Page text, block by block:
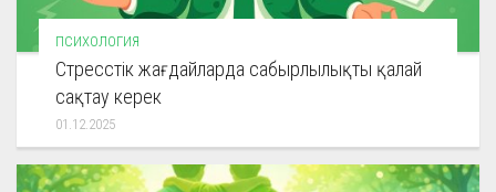
ПСИХОЛОГИЯ
Стресстік жағдайларда сабырлылықты қалай
сақтау керек
01.12.2025